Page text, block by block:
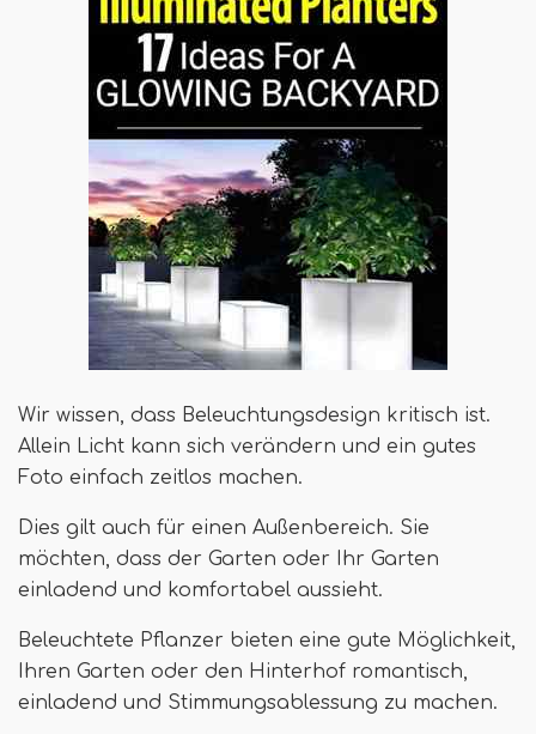
Wir wissen, dass Beleuchtungsdesign kritisch ist.
Allein Licht kann sich verändern und ein gutes
Foto einfach zeitlos machen.
Dies gilt auch für einen Außenbereich. Sie
möchten, dass der Garten oder Ihr Garten
einladend und komfortabel aussieht.
Beleuchtete Pflanzer bieten eine gute Möglichkeit,
Ihren Garten oder den Hinterhof romantisch,
einladend und Stimmungsablessung zu machen.